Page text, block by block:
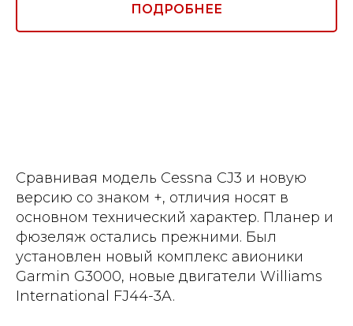
ПОДРОБНЕЕ
Сравнивая модель Cessna CJ3 и новую
версию со знаком +, отличия носят в
основном технический характер. Планер и
фюзеляж остались прежними. Был
установлен новый комплекс авионики
Garmin G3000, новые двигатели Williams
International FJ44-3A.